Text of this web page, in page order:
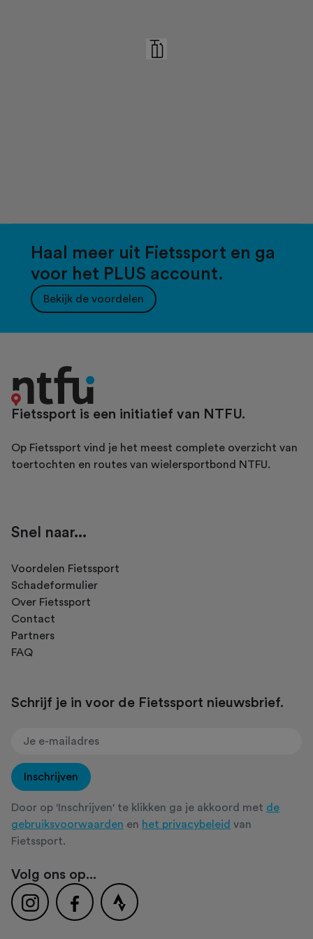
Haal meer uit Fietssport en ga
voor het PLUS account.
Bekijk de voordelen
Fietssport is een initiatief van NTFU.
Op Fietssport vind je het meest complete overzicht van
toertochten en routes van wielersportbond NTFU.
Snel naar...
Voordelen Fietssport
Schadeformulier
Over Fietssport
Contact
Partners
FAQ
Schrijf je in voor de Fietssport nieuwsbrief.
Inschrijven
Door op 'Inschrijven' te klikken ga je akkoord met de
gebruiksvoorwaarden en het privacybeleid van
Fietssport.
Volg ons op...